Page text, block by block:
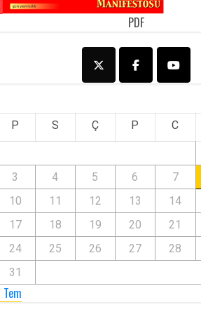
PDF
P S Ç P C
3
4 5 6 7
10
11 12 13 14
17
18 19 20 21
24
25 26 27 28
31